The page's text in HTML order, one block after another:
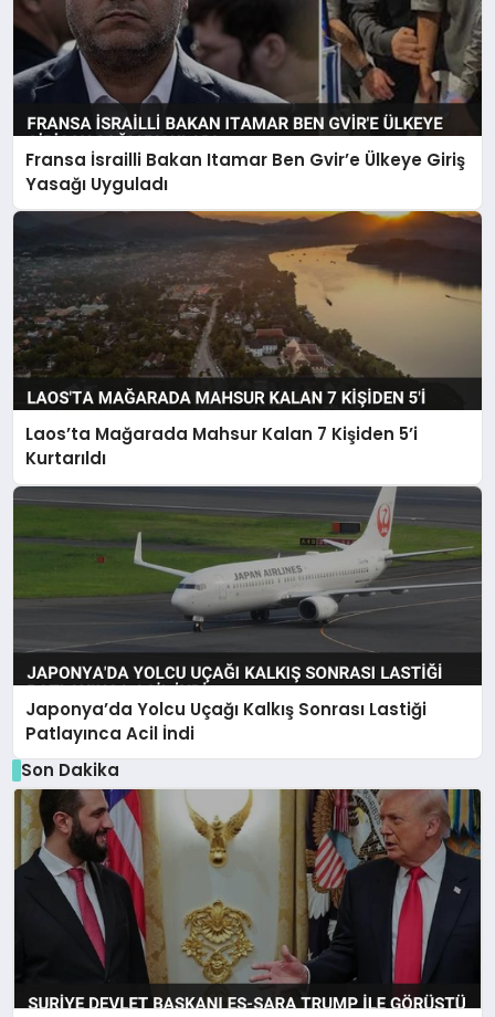
Fransa İsrailli Bakan Itamar Ben Gvir’e Ülkeye Giriş
Yasağı Uyguladı
Laos’ta Mağarada Mahsur Kalan 7 Kişiden 5’i
Kurtarıldı
Japonya’da Yolcu Uçağı Kalkış Sonrası Lastiği
Patlayınca Acil İndi
Son Dakika